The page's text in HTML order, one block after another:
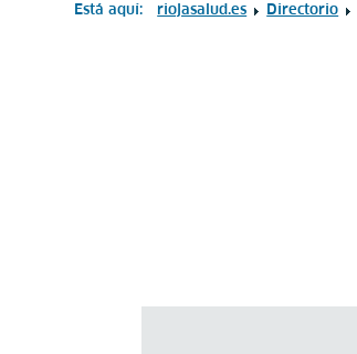
Está aquí: riojasalud.es Directorio